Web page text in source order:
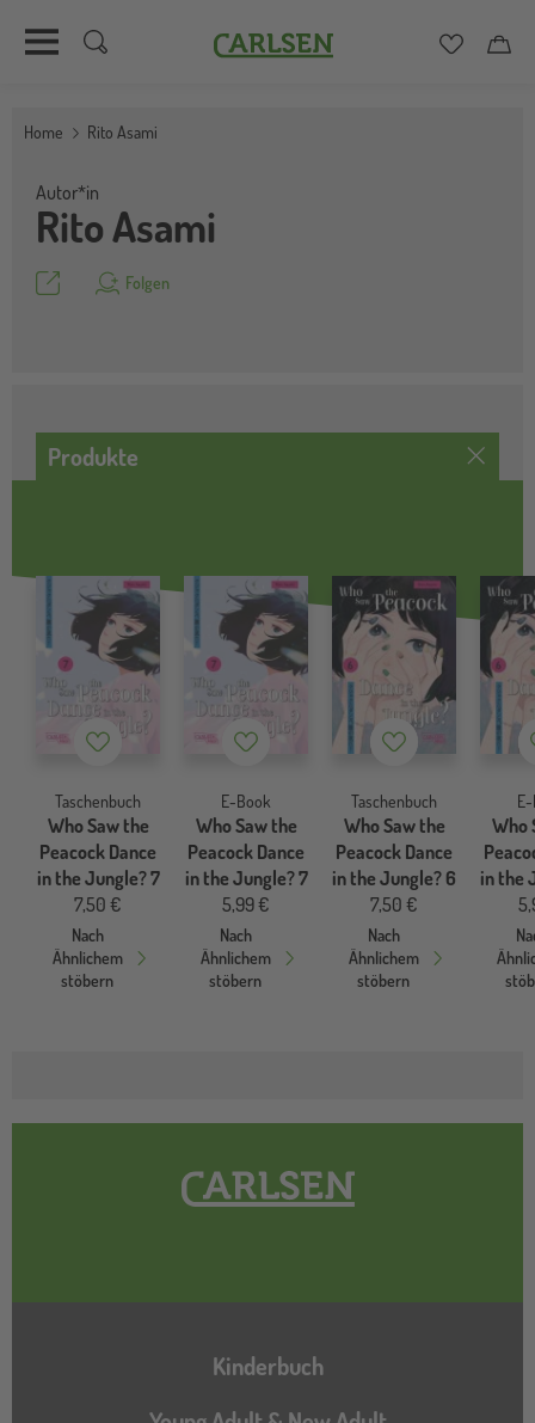
zum
Carlsen
Home Rito Asami
Rito Asami
Autor*in
Teilen Folgen
Produkte
Merkzettel
Taschenbuch
Who Saw the
Peacock Dance
in the Jungle? 7
7,50 €
Nach
Ähnlichem
stöbern
Merkzettel
E-Book
Who Saw the
Peacock Dance
in the Jungle? 7
5,99 €
Nach
Ähnlichem
stöbern
Merkzettel
Taschenbuch
Who Saw the
Peacock Dance
in the Jungle? 6
7,50 €
Nach
Ähnlichem
stöbern
Who
in the
Hauptnavigation
Kinderbuch